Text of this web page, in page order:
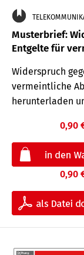
Musterbrief:
Entgelte für
Widerspruch
vermeintliche
herunterladen
0,90
0,90